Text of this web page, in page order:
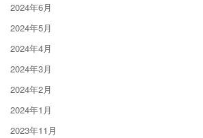
2024年6月
2024年5月
2024年4月
2024年3月
2024年2月
2024年1月
2023年11月